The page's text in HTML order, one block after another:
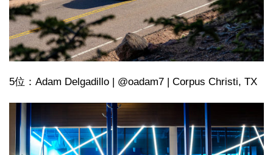
5位：Adam Delgadillo | @oadam7 | Corpus Christi, TX